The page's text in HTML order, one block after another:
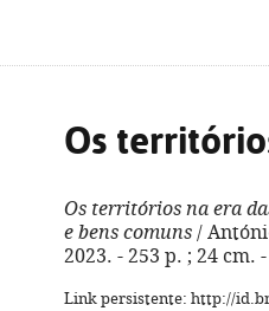
Os
Os territórios na era
e bens comuns /
2023. - 253 p. ; 24 cm.
Link persistente: http://